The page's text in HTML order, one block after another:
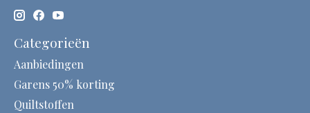
Categorieën
Aanbiedingen
Garens 50% korting
Quiltstoffen